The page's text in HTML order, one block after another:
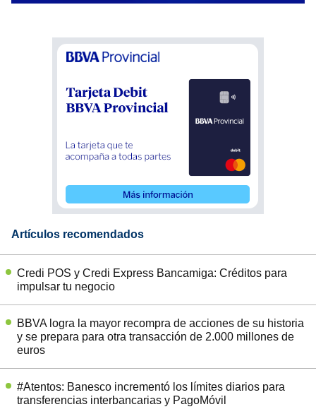
Artículos recomendados
Credi POS y Credi Express Bancamiga: Créditos para
impulsar tu negocio
BBVA logra la mayor recompra de acciones de su historia
y se prepara para otra transacción de 2.000 millones de
euros
#Atentos: Banesco incrementó los límites diarios para
transferencias interbancarias y PagoMóvil